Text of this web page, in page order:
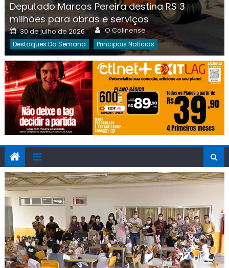
Deputado Marcos Pereira destina R$ 3
milhões para obras e serviços
Posted
on
30 de julho de 2026 Author
O Colinense
Destaques Da Semana Principais Notícias